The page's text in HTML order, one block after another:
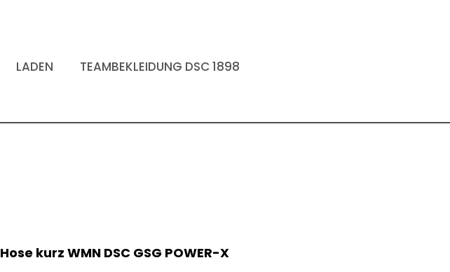
LADEN
TEAMBEKLEIDUNG DSC 1898
Hose kurz WMN DSC GSG POWER-X